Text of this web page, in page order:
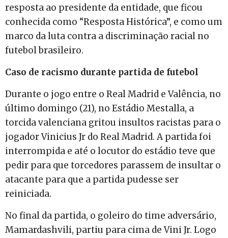
resposta ao presidente da entidade, que ficou
conhecida como “Resposta Histórica”, e como um
marco da luta contra a discriminação racial no
futebol brasileiro.
Caso de racismo durante partida de futebol
Durante o jogo entre o Real Madrid e Valência, no
último domingo (21), no Estádio Mestalla, a
torcida valenciana gritou insultos racistas para o
jogador Vinicius Jr do Real Madrid. A partida foi
interrompida e até o locutor do estádio teve que
pedir para que torcedores parassem de insultar o
atacante para que a partida pudesse ser
reiniciada.
No final da partida, o goleiro do time adversário,
Mamardashvili, partiu para cima de Vini Jr. Logo